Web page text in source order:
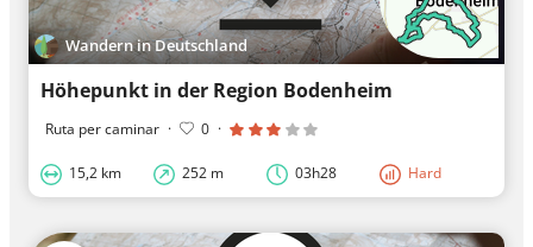
Wandern in Deutschland
Höhepunkt in der Region Bodenheim
Ruta per caminar · 0 ·
15,2 km 252 m 03h28 Hard